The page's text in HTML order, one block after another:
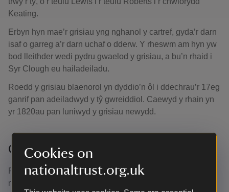
Cookies on
nationaltrust.org.uk
Keating.
Erbyn hyn mae’r grisiau yng nghanol y cartref, gyda’r darn
isaf o garreg a’r darn uchaf o dderw. Y rheswm am hyn yw
bod lleithder wedi pydru gwaelod y grisiau, a bu’n rhaid i
Syr Clough eu hailadeiladu.
Roedd y grisiau blaenorol yn dyddio’n ôl i ddechrau’r 17eg
ganrif pan adeiladwyd y tŷ gwreiddiol. Caewyd y rhain yn
yr 1820au pan luniwyd y grisiau newydd.
Cwpwrdd meddyginiaethau
Roedd gan y chwiorydd Keating gwpwrdd
meddyginiaethau gyda stoc dda iawn oedd yn cynnwys